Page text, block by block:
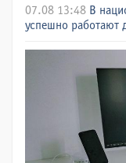
07.08 13:48 В
успешно работают